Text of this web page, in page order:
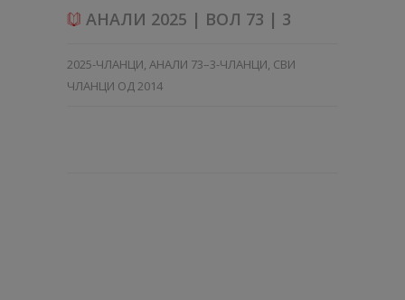
АНАЛИ 2025 | ВОЛ 73 | 3
2025-ЧЛАНЦИ, АНАЛИ 73–3-ЧЛАНЦИ, СВИ
ЧЛАНЦИ ОД 2014